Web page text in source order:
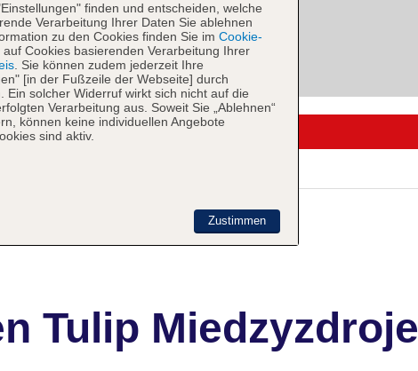
Tulip Miedzyzdroje
finden und entscheiden, welche
Verarbeitung Ihrer Daten Sie ablehnen
zu den Cookies finden Sie im Cookie-
auf Cookies basierenden Verarbeitung Ihrer
. Sie können zudem jederzeit Ihre
[in der Fußzeile der Webseite] durch
solcher Widerruf wirkt sich nicht auf die
Verarbeitung aus. Soweit Sie „Ablehnen“
können keine individuellen Angebote
sind aktiv.
Zustimmen